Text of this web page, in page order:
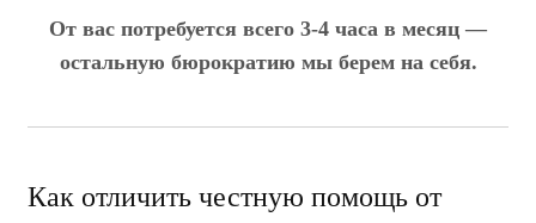
От вас потребуется всего 3-4 часа в месяц —
остальную бюрократию мы берем на себя.
Как отличить честную помощь от